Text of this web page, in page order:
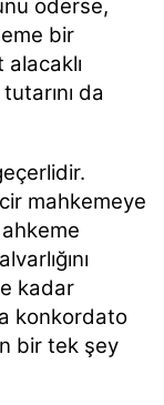
öderse,
bir
da
mahkemeye
kadar
konkordato
bir tek şey